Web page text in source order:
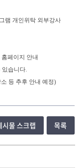
램 개인위탁 외부강사
홈페이지 안내
있습니다.
등 추후 안내 예정)
시물 스크랩 목록